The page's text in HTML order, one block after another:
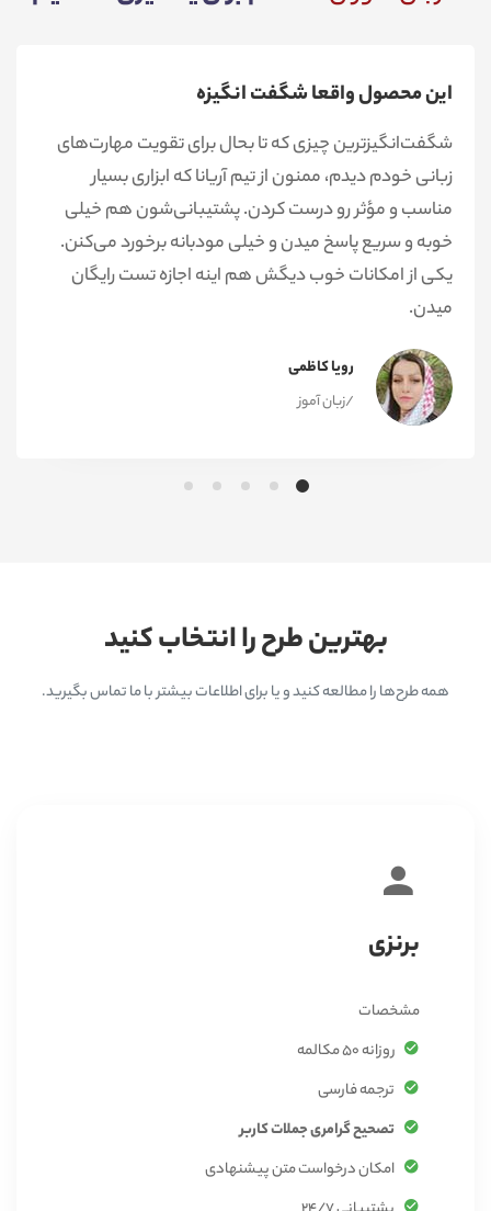
این محصول واقعا شگفت انگیزه
شگفت‌انگیزترین چیزی که تا بحال برای تقویت مهارت‌های
زبانی خودم دیدم، ممنون از تیم آریانا که ابزاری بسیار
مناسب و مؤثر رو درست کردن. پشتیبانی‌شون هم خیلی
خوبه و سریع پاسخ میدن و خیلی مودبانه برخورد می‌کنن.
یکی از امکانات خوب دیگش هم اینه اجازه تست رایگان
میدن.
رویا کاظمی
/زبان آموز
بهترین طرح را انتخاب کنید
همه طرح‌ها را مطالعه کنید و یا برای اطلاعات بیشتر با ما تماس بگیرید.
برنزی
مشخصات
روزانه 50 مکالمه
ترجمه فارسی
تصحیح گرامری جملات کاربر
امکان درخواست متن پیشنهادی